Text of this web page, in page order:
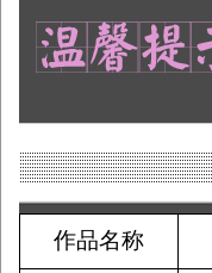
作品名称